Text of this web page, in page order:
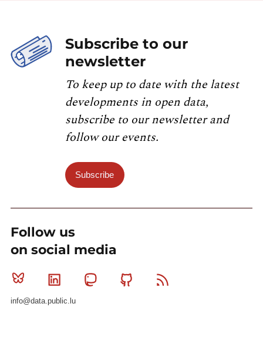
Subscribe to our
newsletter
To keep up to date with the latest
developments in open data,
subscribe to our newsletter and
follow our events.
Subscribe
Follow us
on social media
Bluesky Linkedin MastodonGithub
info@data.public.lu